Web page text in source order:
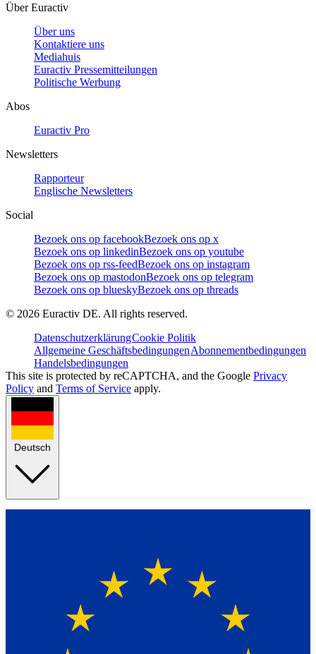
Über Euractiv
Über uns
Kontaktiere uns
Mediahuis
Euractiv Pressemitteilungen
Politische Werbung
Abos
Euractiv Pro
Newsletters
Rapporteur
Englische Newsletters
Social
Bezoek ons op facebookBezoek ons op x
Bezoek ons op linkedinBezoek ons op youtube
Bezoek ons op rss-feedBezoek ons op instagram
Bezoek ons op mastodonBezoek ons op telegram
Bezoek ons op blueskyBezoek ons op threads
© 2026 Euractiv DE. All rights reserved.
DatenschutzerklärungCookie Politik
Allgemeine GeschäftsbedingungenAbonnementbedingungen
Handelsbedingungen
This site is protected by reCAPTCHA, and the Google Privacy
Policy and Terms of Service apply.
Deutsch